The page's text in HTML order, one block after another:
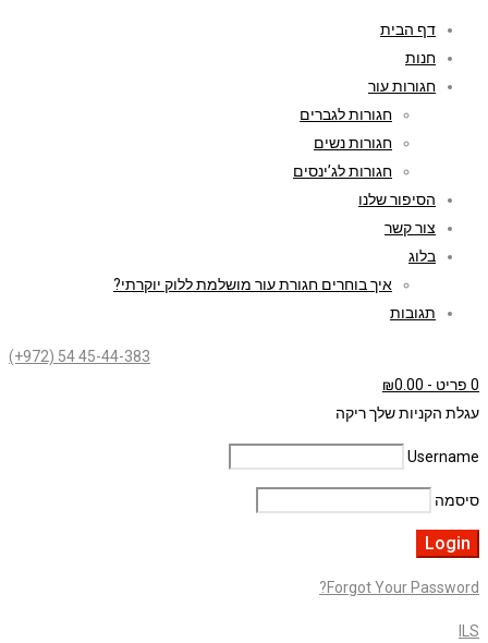
דף הבית
חנות
חגורות עור
חגורות לגברים
חגורות נשים
חגורות לג’ינסים
הסיפור שלנו
צור קשר
בלוג
איך בוחרים חגורת עור מושלמת ללוק יוקרתי?
תגובות
(+972) 54 45-44-383
0 פריט
-
₪0.00
עגלת הקניות שלך ריקה
Username
סיסמה
Forgot Your Password?
ILS